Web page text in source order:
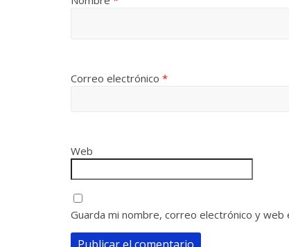
Correo electrónico *
Web
Guarda mi nombre, correo electrónico y